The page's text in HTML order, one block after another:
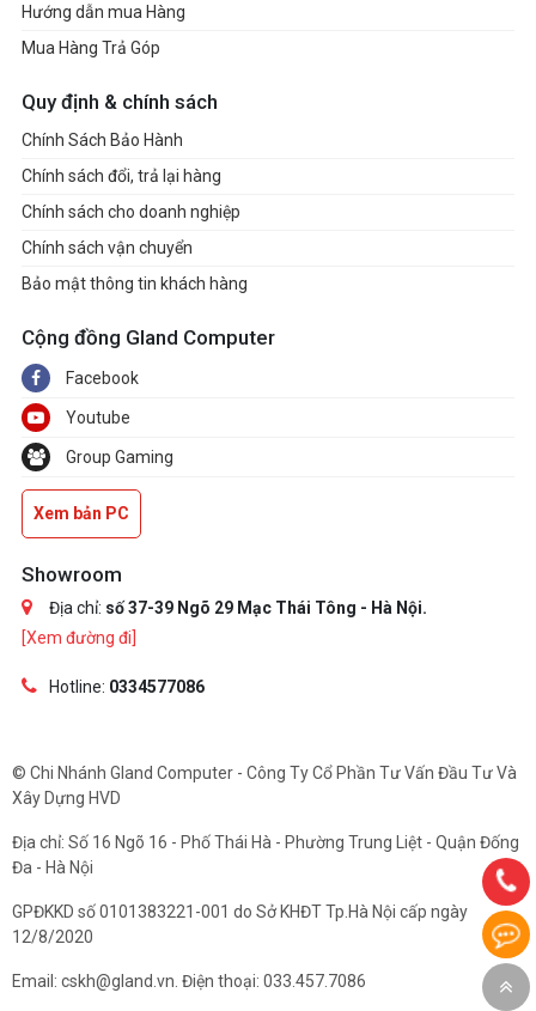
Hướng dẫn mua Hàng
Mua Hàng Trả Góp
Quy định & chính sách
Chính Sách Bảo Hành
Chính sách đổi, trả lại hàng
Chính sách cho doanh nghiệp
Chính sách vận chuyển
Bảo mật thông tin khách hàng
Cộng đồng Gland Computer
Facebook
Youtube
Group Gaming
Xem bản PC
Showroom
Địa chỉ: số 37-39 Ngõ 29 Mạc Thái Tông - Hà Nội.
[Xem đường đi]
Hotline: 0334577086
© Chi Nhánh Gland Computer - Công Ty Cổ Phần Tư Vấn Đầu Tư Và
Xây Dựng HVD
Địa chỉ: Số 16 Ngõ 16 - Phố Thái Hà - Phường Trung Liệt - Quận Đống
Đa - Hà Nội
GPĐKKD số 0101383221-001 do Sở KHĐT Tp.Hà Nội cấp ngày
12/8/2020
Email: cskh@gland.vn. Điện thoại: 033.457.7086